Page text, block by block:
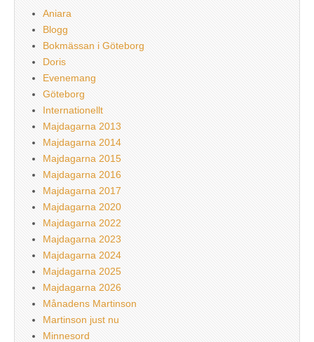
Aniara
Blogg
Bokmässan i Göteborg
Doris
Evenemang
Göteborg
Internationellt
Majdagarna 2013
Majdagarna 2014
Majdagarna 2015
Majdagarna 2016
Majdagarna 2017
Majdagarna 2020
Majdagarna 2022
Majdagarna 2023
Majdagarna 2024
Majdagarna 2025
Majdagarna 2026
Månadens Martinson
Martinson just nu
Minnesord